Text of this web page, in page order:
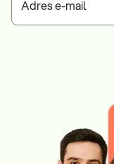
Adres e-mail